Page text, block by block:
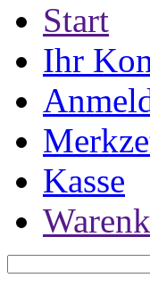
Start
Ihr
Kasse